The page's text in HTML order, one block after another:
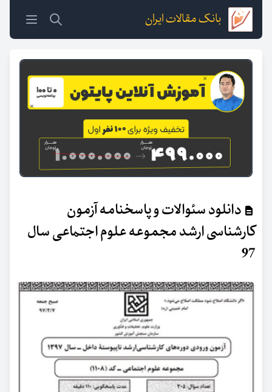
بانک مقالات ایران
دانلود سئوالات و پاسخنامه آزمون
کارشناسی ارشد مجموعه علوم اجتماعی سال
97